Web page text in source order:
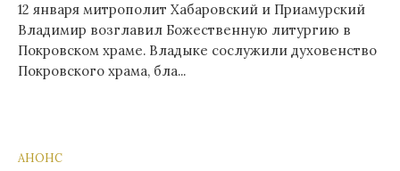
12 января митрополит Хабаровский и Приамурский
Владимир возглавил Божественную литургию в
Покровском храме. Владыке сослужили духовенство
Покровского храма, бла...
АНОНС